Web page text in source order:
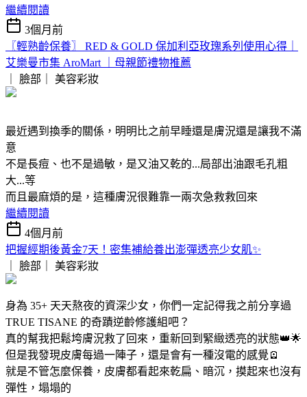
繼續閱讀
3個月前
〖輕熟齡保養〗 RED & GOLD 保加利亞玫瑰系列使用心得｜
艾樂曼市集 AroMart ｜母親節禮物推薦
｜ 臉部｜ 美容彩妝
最近遇到換季的關係，明明比之前早睡還是膚況還是讓我不滿
意
不是長痘、也不是過敏，是又油又乾的...局部出油跟毛孔粗
大...等
而且最麻煩的是，這種膚況很難靠一兩次急救救回來
繼續閱讀
4個月前
把握經期後黃金7天！密集補給養出澎彈透亮少女肌✨
｜ 臉部｜ 美容彩妝
身為 35+ 天天熬夜的資深少女，你們一定記得我之前分享過
TRUE TISANE 的奇蹟逆齡修護組吧？
真的幫我把鬆垮膚況救了回來，重新回到緊緻透亮的狀態👑🌟
但是我發現皮膚每過一陣子，還是會有一種沒電的感覺🪫
就是不管怎麼保養，皮膚都看起來乾扁、暗沉，摸起來也沒有
彈性，塌塌的